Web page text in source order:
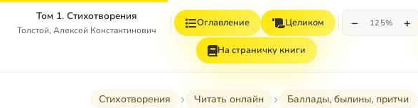
Том 1. Стихотворения
Толстой, Алексей Константинович
Оглавление Целиком − 125% +
На страничку книги
Стихотворения Читать онлайн
Баллады, былины, притчи